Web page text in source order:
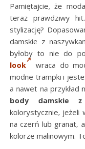
Pamiętajcie, że
teraz prawdziwy
stylizację?
damskie z
byłoby to nie do
look
wraca do
modne trampki i
a nawet na przykład
body damskie z
kolorystycznie, jeżeli
na czerń lub granat,
kolorze malinowym.